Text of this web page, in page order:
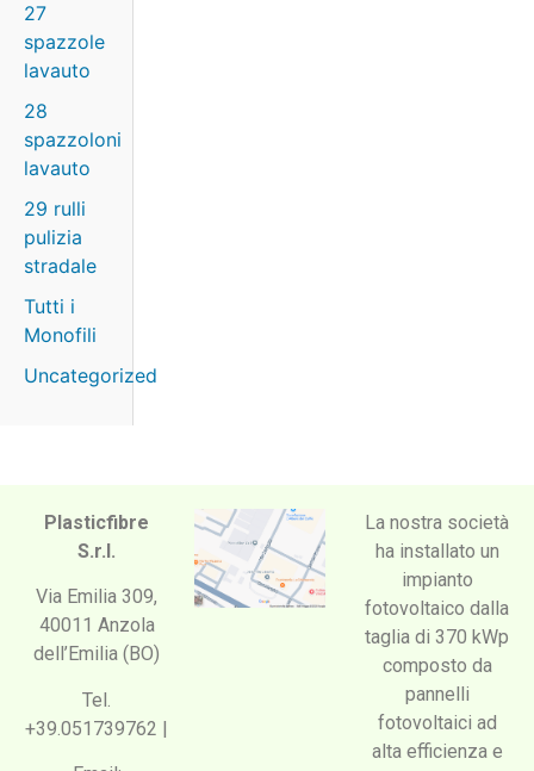
27
spazzole
lavauto
28
spazzoloni
lavauto
29 rulli
pulizia
stradale
Tutti i
Monofili
Uncategorized
Plasticfibre
S.r.l.
Via Emilia 309,
40011 Anzola
dell’Emilia (BO)
Tel.
+39.051739762 |
La nostra società
ha installato un
impianto
fotovoltaico dalla
taglia di 370 kWp
composto da
pannelli
fotovoltaici ad
alta efficienza e